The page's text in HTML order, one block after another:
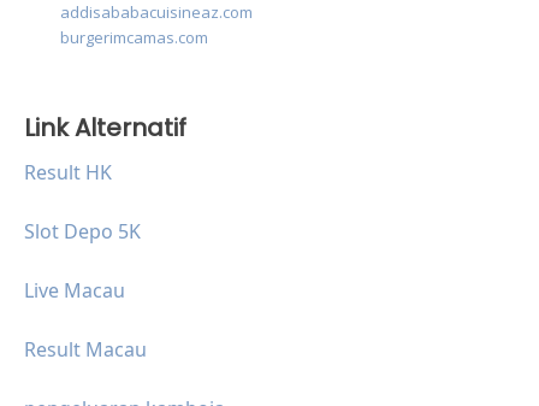
addisababacuisineaz.com
burgerimcamas.com
Link Alternatif
Result HK
Slot Depo 5K
Live Macau
Result Macau